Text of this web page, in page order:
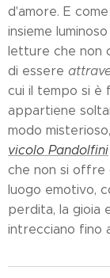
d'amore. E
insieme
letture che non
di essere
cui il tempo si è
appartiene
modo
vicolo Pandolfini
che non si offre
luogo emotivo,
perdita, la gioia
intrecciano fino